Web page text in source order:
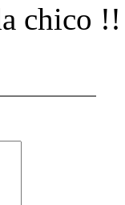
chico !!